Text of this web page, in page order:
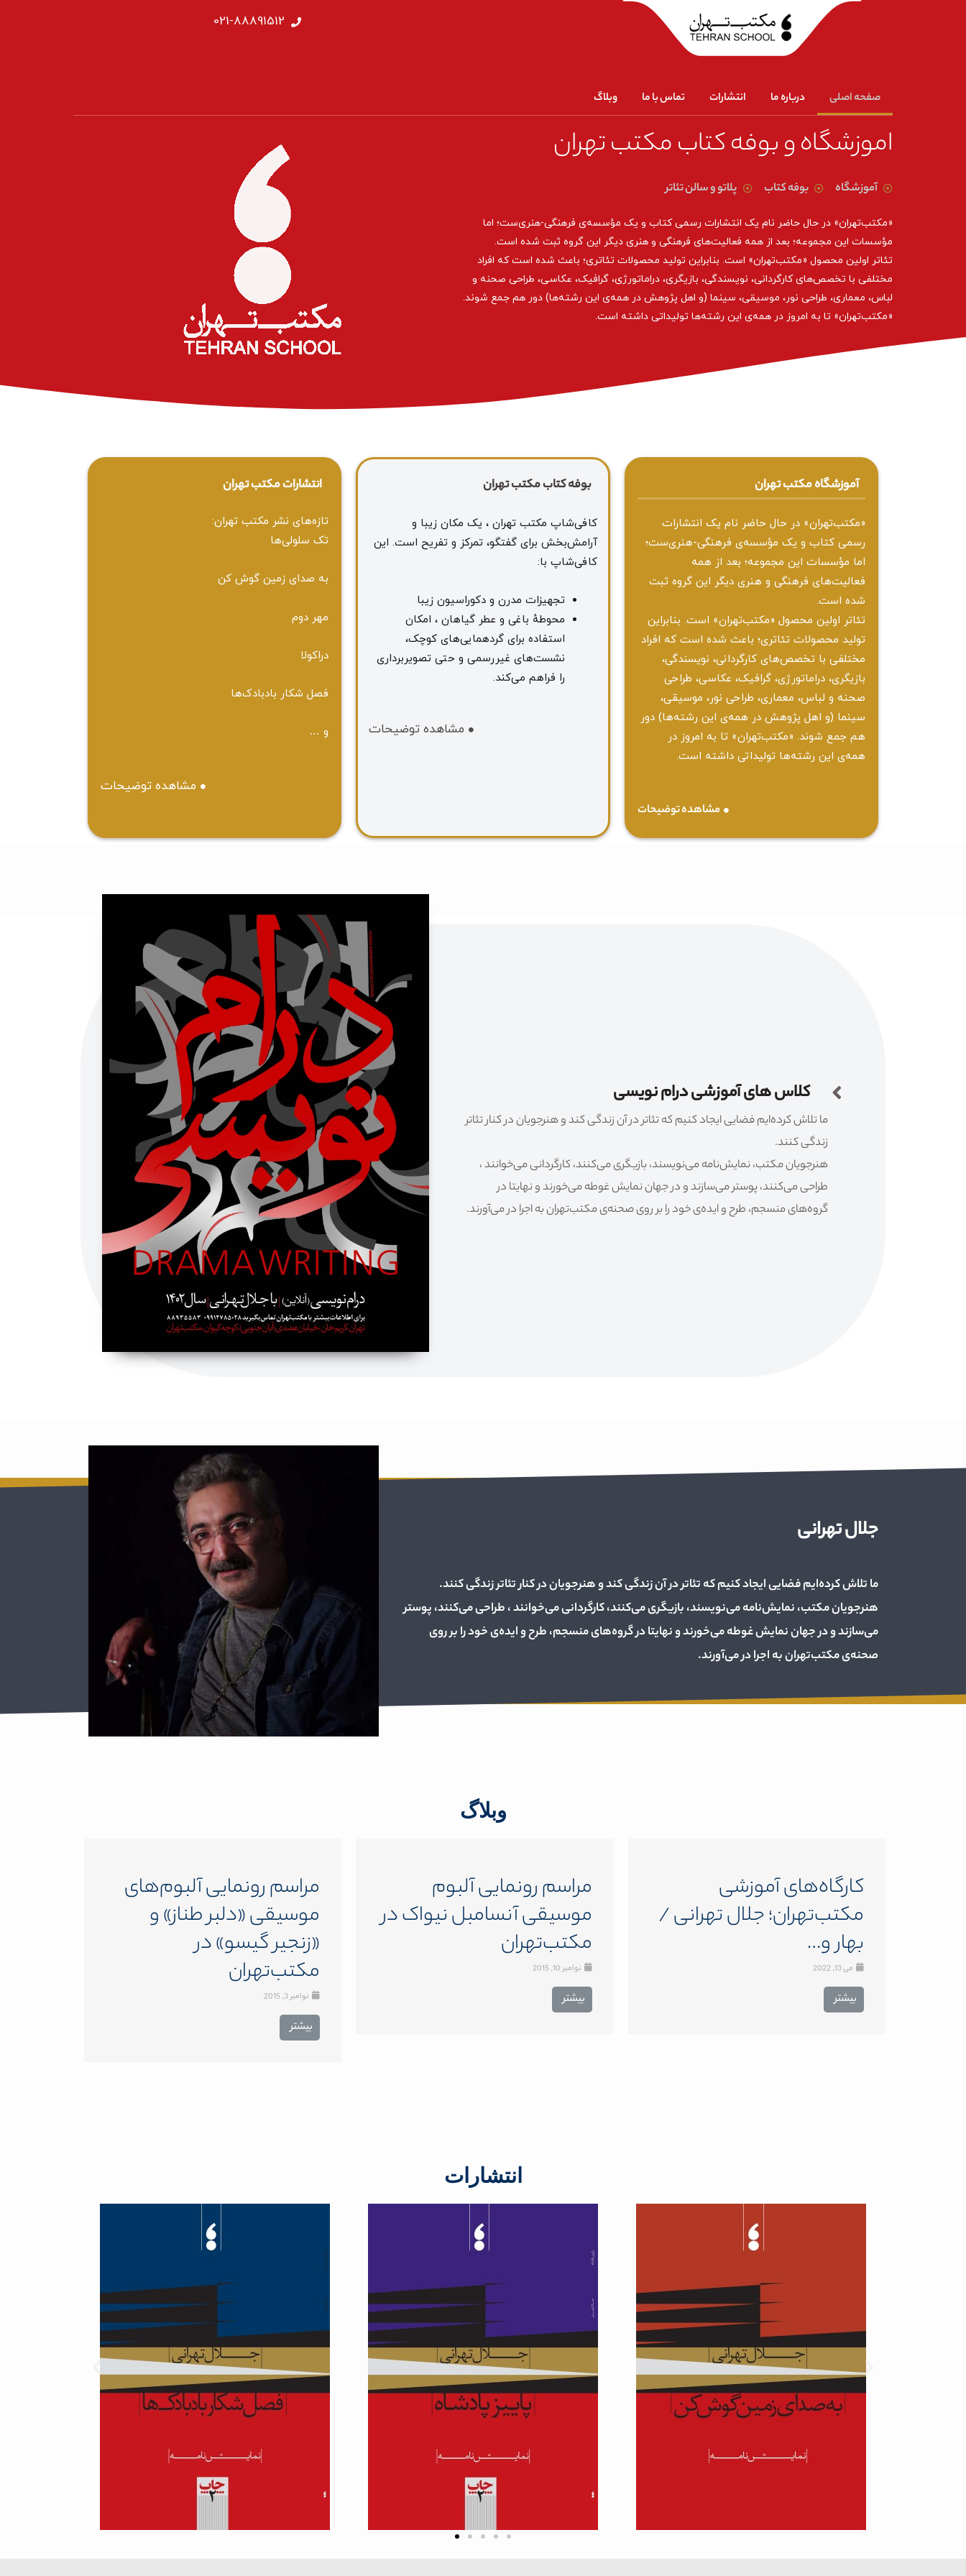
021-88891512
صفحه اصلی درباره ما انتشارات تماس با ما وبلاگ
اموزشگاه و بوفه کتاب مکتب تهران
آموزشگاه بوفه کتاب پلاتو و سالن تئاتر
«مکتب‌تهران» در حال حاضر نام یک انتشارات رسمی کتاب و یک مؤسسه‌ی فرهنگی-هنری‌ست؛ اما
مؤسسات این مجموعه؛ بعد از همه‌ فعالیت‌های فرهنگی و هنری دیگر این گروه ثبت شده است.
تئاتر اولین محصول «مکتب‌تهران» است. بنابراین تولید محصولات تئاتری؛ باعث شده است که افراد
مختلفی با تخصص‌های کارگردانی، نویسندگی، بازیگری، دراماتورژی، گرافیک، عکاسی، طراحی ‌صحنه و
لباس، معماری، طراحی نور، موسیقی، سینما (و اهل پژوهش در همه‌ی این رشته‌ها) دور هم جمع شوند.
«مکتب‌تهران» تا به امروز در همه‌ی این رشته‌ها تولیداتی داشته است.
آموزشگاه مکتب تهران
«مکتب‌تهران» در حال حاضر نام یک انتشارات
رسمی کتاب و یک مؤسسه‌ی فرهنگی-هنری‌ست؛
اما مؤسسات این مجموعه؛ بعد از همه‌
فعالیت‌های فرهنگی و هنری دیگر این گروه ثبت
شده است.
تئاتر اولین محصول «مکتب‌تهران» است. بنابراین
تولید محصولات تئاتری؛ باعث شده است که افراد
مختلفی با تخصص‌های کارگردانی، نویسندگی،
بازیگری، دراماتورژی، گرافیک، عکاسی، طراحی
‌صحنه و لباس، معماری، طراحی نور، موسیقی،
سینما (و اهل پژوهش در همه‌ی این رشته‌ها) دور
هم جمع شوند. «مکتب‌تهران» تا به امروز در
همه‌ی این رشته‌ها تولیداتی داشته است.
مشاهده توضیحات
بوفه کتاب مکتب تهران
کافی‌شاپ مکتب تهران ، یک مکان زیبا و
آرامش‌بخش برای گفتگو، تمرکز و تفریح است. این
کافی‌شاپ با:
تجهیزات مدرن و دکوراسیون زیبا
محوطهٔ باغی و عطر گیاهان ، امکان
استفاده برای گردهمایی‌های کوچک،
نشست‌های غیررسمی و حتی تصویربرداری
را فراهم می‌کند.
مشاهده توضیحات
انتشارات مکتب تهران
تازه‌های نشر مکتب تهران:
تک سلولی‌ها
به صدای زمین گوش کن
مهر دوم
دراکولا
فصل شکار بادبادک‌ها
و …
مشاهده توضیحات
کلاس های آموزشی درام نویسی
ما تلاش کرده‌ایم فضایی ایجاد کنیم که تئاتر در آن زندگی کند و هنرجویان در کنار تئاتر
زندگی کنند.
هنرجویان مکتب، نمایش‌نامه می‌نویسند، بازیگری می‌کنند، کارگردانی می‌خوانند ،
طراحی می‌کنند، پوستر می‌سازند و در جهان نمایش غوطه می‌خورند و نهایتا در
گروه‌های منسجم، طرح و ایده‌ی خود را بر روی صحنه‌ی مکتب‌تهران به اجرا در می‌آورند.
جلال تهرانی
ما تلاش کرده‌ایم فضایی ایجاد کنیم که تئاتر در آن زندگی کند و هنرجویان در کنار تئاتر زندگی کنند.
هنرجویان مکتب، نمایش‌نامه می‌نویسند، بازیگری می‌کنند، کارگردانی می‌خوانند ، طراحی می‌کنند، پوستر
می‌سازند و در جهان نمایش غوطه می‌خورند و نهایتا در گروه‌های منسجم، طرح و ایده‌ی خود را بر روی
صحنه‌ی مکتب‌تهران به اجرا در می‌آورند.
وبلاگ
کارگاه‌های آموزشی
مکتب‌تهران؛ جلال تهرانی /
بهار و…
می 13, 2022
بیشتر
مراسم رونمایی آلبوم
موسیقی آنسامبل نیواک در
مکتب‌تهران
نوامبر 10, 2015
بیشتر
مراسم رونمایی آلبوم‌های
موسیقی «دلبر طناز» و
«زنجیر گیسو» در
مکتب‌تهران
نوامبر 3, 2015
بیشتر
انتشارات